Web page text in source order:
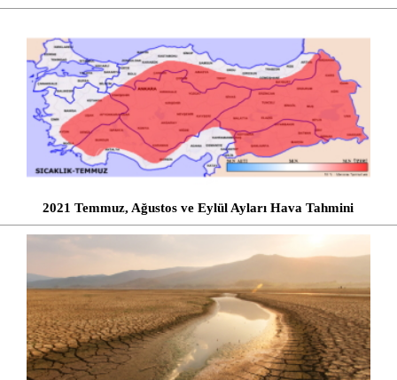
2021 Temmuz, Ağustos ve Eylül Ayları Hava Tahmini